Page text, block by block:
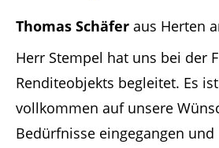
Thomas Schäfer aus Herten
Herr Stempel hat uns bei der
Renditeobjekts begleitet. Es
vollkommen auf unsere
Bedürfnisse eingegangen